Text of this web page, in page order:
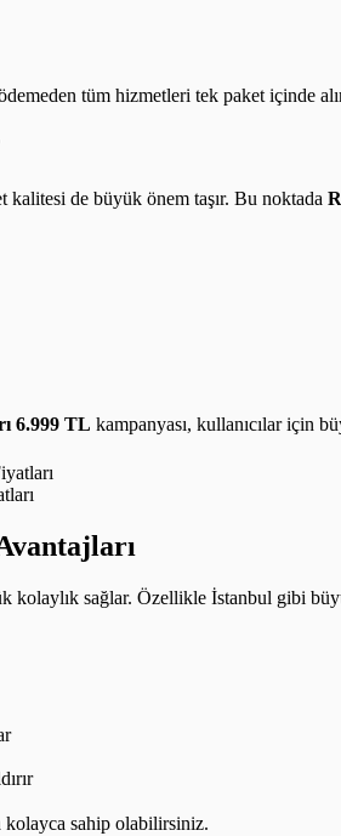
tüm hizmetleri tek paket içinde
kalitesi de büyük önem taşır. Bu noktada
6.999 TL kampanyası, kullanıcılar için
kolaylık sağlar. Özellikle İstanbul gibi
kolayca sahip olabilirsiniz.